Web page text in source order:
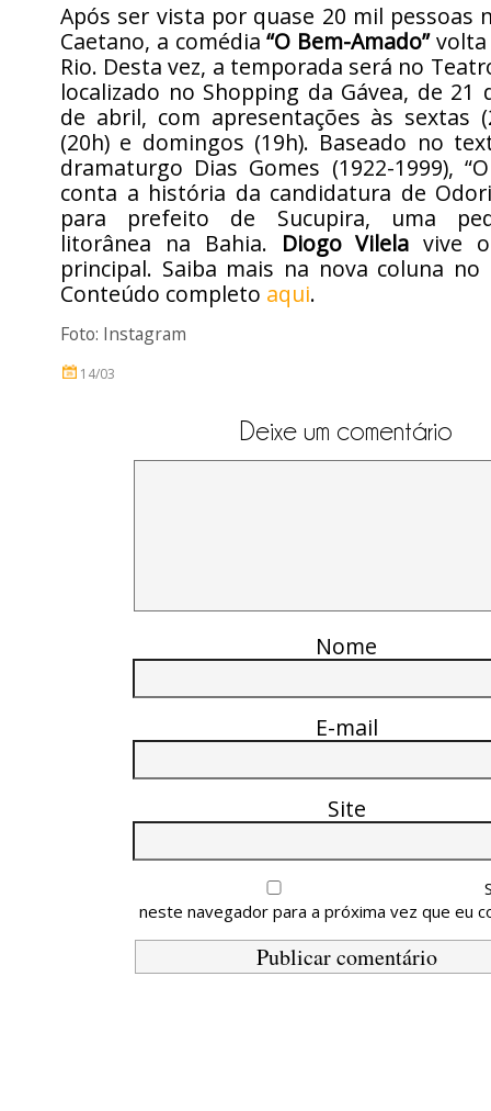
Após ser vista por quase 20 mil pessoas
Caetano, a comédia“O Bem-Amado”volta
Rio. Desta vez, a temporada será no
localizado no Shopping da Gávea, de 21
de abril, com apresentações às sextas
(20h) e domingos (19h). Baseado no
dramaturgo Dias Gomes (1922-1999),
conta a história da candidatura de
para prefeito de Sucupira, uma
litorânea na Bahia. Diogo Vilela vive
principal. Saiba mais na nova coluna no
Conteúdo completo aqui.
Foto: Instagram
14/03
Deixe um comentário
Nome
E-mail
Site
neste navegador para a próxima vez que eu